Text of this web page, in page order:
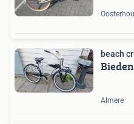
beach
Bieden
Almere